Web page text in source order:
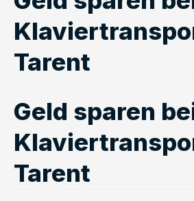
Tarent
Geld sparen
Tarent